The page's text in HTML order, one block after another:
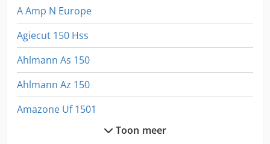
A Amp N Europe
Agiecut 150 Hss
Ahlmann As 150
Ahlmann Az 150
Amazone Uf 1501
Toon meer